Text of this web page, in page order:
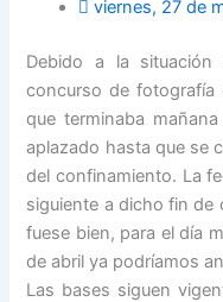
viernes, 27 de
Debido a la
concurso de fotografía
que terminaba
aplazado hasta que se
del confinamiento. La
siguiente a dicho fin
fuese bien, para el día
de abril ya podríamos
Las bases siguen